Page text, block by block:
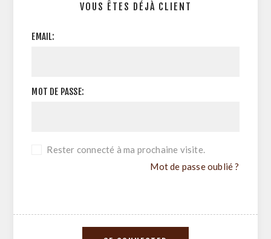
VOUS ÊTES DÉJÀ CLIENT
EMAIL:
MOT DE PASSE:
Rester connecté à ma prochaine visite.
Mot de passe oublié ?